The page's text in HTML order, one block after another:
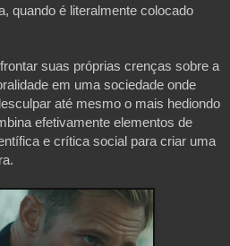
quando é literalmente colocado
suas próprias crenças sobre a
em uma sociedade onde
até mesmo o mais hediondo
efetivamente elementos de
e crítica social para criar uma